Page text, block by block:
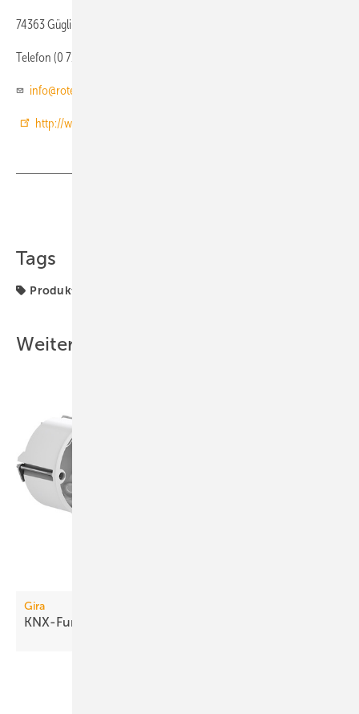
74363 Güglingen
Telefon (0 71 35) 10 30
info@rotex.de
http://www.rotex.de
Tags
Produkte
Weitere Inhalte
Gira
KNX-Funkkomponenten